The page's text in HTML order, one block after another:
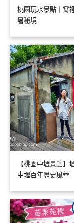
桃園玩水景點｜霄
暑秘境
【桃園中壢景點】
中壢百年歷史風華